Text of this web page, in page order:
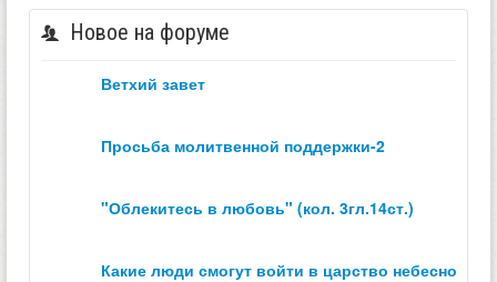
Новое на форуме
ветхий завет
просьба молитвенной поддержки-2
"облекитесь в любовь" (кол. 3гл.14ст.)
какие люди смогут войти в царство небесное？